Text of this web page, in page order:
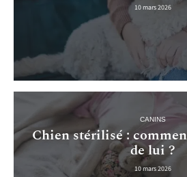
10 mars 2026
CANINS
Chien stérilisé :
de lui ?
10 mars 2026